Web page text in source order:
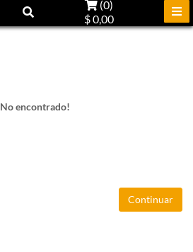
(0)
$ 0,00
No encontrado!
Continuar